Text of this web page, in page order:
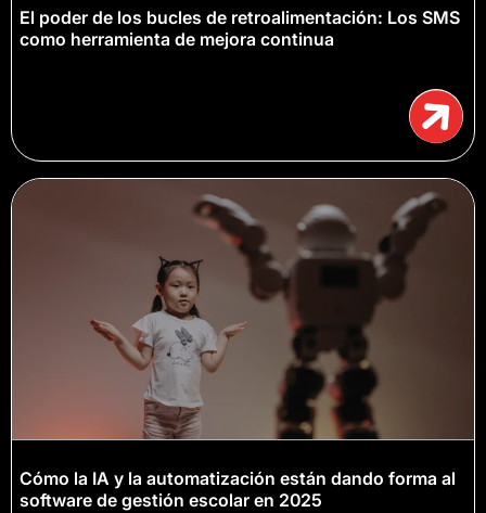
El poder de los bucles de retroalimentación: Los SMS
como herramienta de mejora continua
Cómo la IA y la automatización están dando forma al
software de gestión escolar en 2025